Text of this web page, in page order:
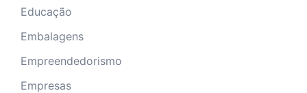
Educação
Embalagens
Empreendedorismo
Empresas